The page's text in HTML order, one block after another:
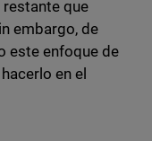
restante que
embargo, de
este enfoque de
en el